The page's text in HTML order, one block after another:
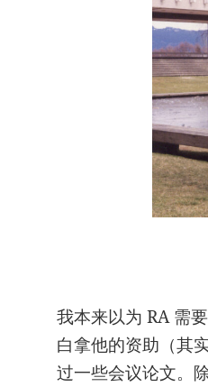
我本来以为 RA 需
白拿他的资助（其
过一些会议论文。